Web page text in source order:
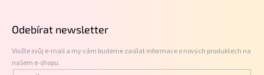
Odebírat newsletter
Vložte svůj e-mail a my vám budeme zasílat informace o nových produktech na
našem e-shopu.